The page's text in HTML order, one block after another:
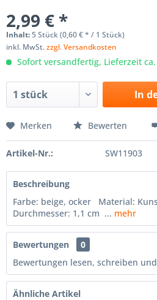
2,99 € *
Inhalt:5 Stück (0,60 € * / 1 Stück)
inkl. MwSt.zzgl. Versandkosten
Sofort versandfertig, Lieferzeit
In
Merken Bewerten
Artikel-Nr.: SW11903
Beschreibung
Farbe: beige, ocker Material:
Durchmesser: 1,1 cm ... mehr
Bewertungen
0
Bewertungen lesen, schreiben
Ähnliche Artikel